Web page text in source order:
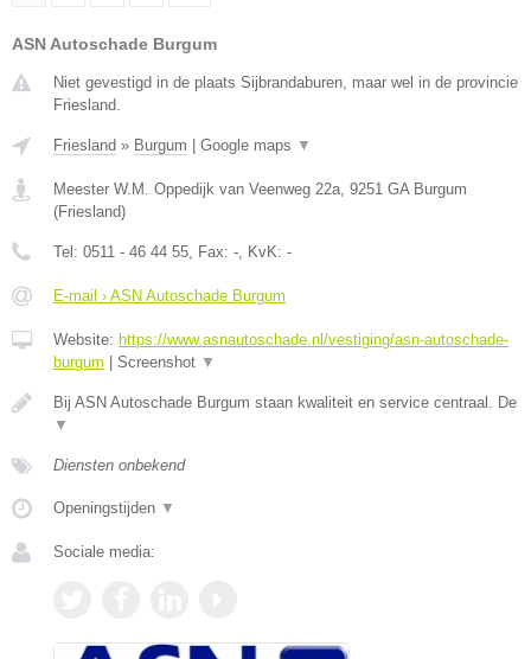
ASN Autoschade Burgum
Niet gevestigd in de plaats Sijbrandaburen, maar wel in de provincie
Friesland.
Friesland » Burgum Google maps ▼
Meester W.M. Oppedijk van Veenweg 22a, 9251 GA Burgum
(Friesland)
Tel: 0511 - 46 44 55, Fax: -, KvK: -
E-mail › ASN Autoschade Burgum
Website: https://www.asnautoschade.nl/vestiging/asn-autoschade-
burgum
Screenshot ▼
Bij ASN Autoschade Burgum staan kwaliteit en service centraal. De
▼
Diensten onbekend
Openingstijden ▼
Sociale media: